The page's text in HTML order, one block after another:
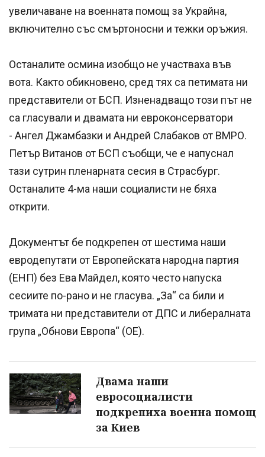
увеличаване на военната помощ за Украйна,
включително със смъртоносни и тежки оръжия.
Останалите осмина изобщо не участваха във
вота. Както обикновено, сред тях са петимата ни
представители от БСП. Изненадващо този път не
са гласували и двамата ни евроконсерватори
- Ангел Джамбазки и Андрей Слабаков от ВМРО.
Петър Витанов от БСП съобщи, че е напуснал
тази сутрин пленарната сесия в Страсбург.
Останалите 4-ма наши социалисти не бяха
открити.
Документът бе подкрепен от шестима наши
евродепутати от Европейската народна партия
(ЕНП) без Ева Майдел, която често напуска
сесиите по-рано и не гласува. „За“ са били и
тримата ни представители от ДПС и либералната
група „Обнови Европа“ (ОЕ).
Двама наши
евросоциалисти
подкрепиха военна помощ
за Киев